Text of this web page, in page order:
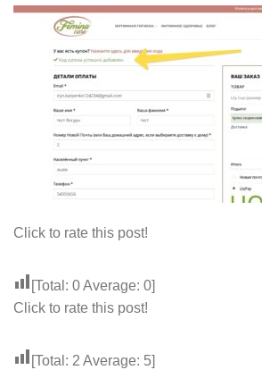
Click to rate this post!
[Total: 0Average: 0]
Click to rate this post!
[Total: 2 Average: 5]